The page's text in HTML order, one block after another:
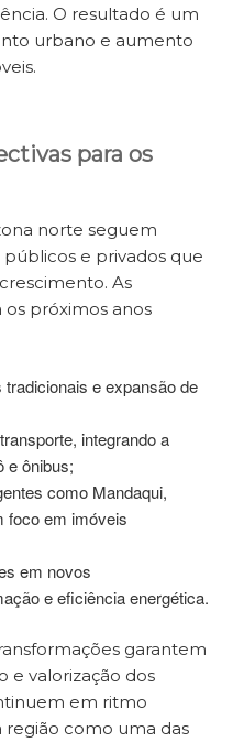
O resultado é um
urbano e aumento
para os
norte seguem
e privados que
As
próximos anos
e expansão de
integrando a
e ônibus;
como Mandaqui,
foco em imóveis
em novos
e eficiência energética.
garantem
e valorização dos
em ritmo
região como uma das